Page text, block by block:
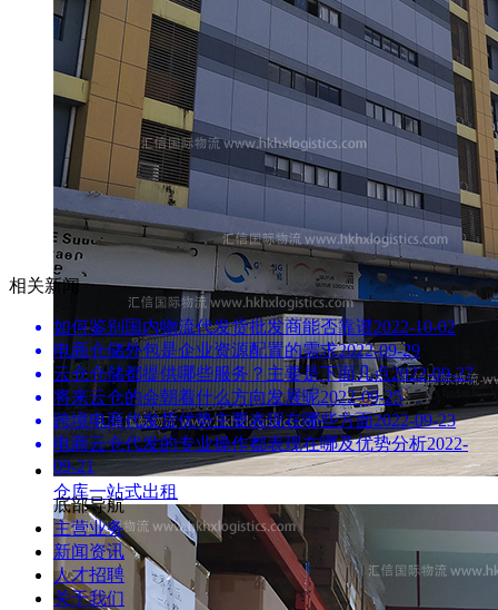
仓库一站式出租
相关新闻
如何鉴别国内物流代发货批发商能否靠谱2022-10-02
电商仓储外包是企业资源配置的需求2022-09-29
云仓仓储都提供哪些服务？主要是下面几点2022-09-27
将来云仓的会朝着什么方向发展呢2022-09-25
跨境电商代发货优势主要表现在哪些方面2022-09-23
电商云仓代发的专业操作都表现在哪及优势分析2022-
09-21
底部导航
主营业务
新闻资讯
人才招聘
关于我们